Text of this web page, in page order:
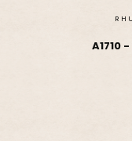
A1710 -